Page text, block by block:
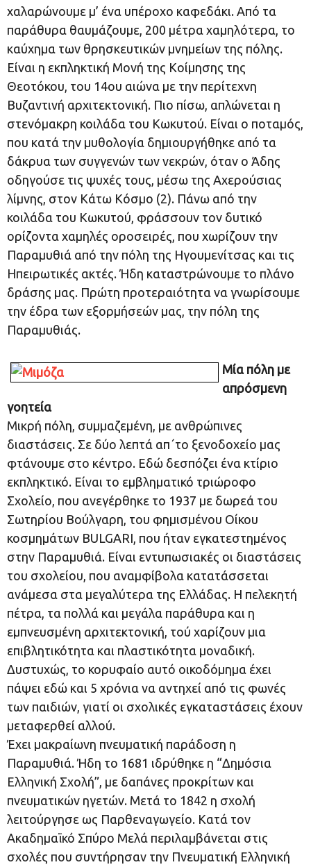
χαλαρώνουμε μ’ ένα υπέροχο καφεδάκι. Από τα
παράθυρα θαυμάζουμε, 200 μέτρα χαμηλότερα, το
καύχημα των θρησκευτικών μνημείων της πόλης.
Είναι η εκπληκτική Μονή της Κοίμησης της
Θεοτόκου, του 14ου αιώνα με την περίτεχνη
Βυζαντινή αρχιτεκτονική. Πιο πίσω, απλώνεται η
στενόμακρη κοιλάδα του Κωκυτού. Είναι ο ποταμός,
που κατά την μυθολογία δημιουργήθηκε από τα
δάκρυα των συγγενών των νεκρών, όταν ο Άδης
οδηγούσε τις ψυχές τους, μέσω της Αχερούσιας
λίμνης, στον Κάτω Κόσμο (2). Πάνω από την
κοιλάδα του Κωκυτού, φράσσουν τον δυτικό
ορίζοντα χαμηλές οροσειρές, που χωρίζουν την
Παραμυθιά από την πόλη της Ηγουμενίτσας και τις
Ηπειρωτικές ακτές. Ήδη καταστρώνουμε το πλάνο
δράσης μας. Πρώτη προτεραιότητα να γνωρίσουμε
την έδρα των εξορμήσεών μας, την πόλη της
Παραμυθιάς.
Μία πόλη με
απρόσμενη
γοητεία
Μικρή πόλη, συμμαζεμένη, με ανθρώπινες
διαστάσεις. Σε δύο λεπτά απ΄το ξενοδοχείο μας
φτάνουμε στο κέντρο. Εδώ δεσπόζει ένα κτίριο
εκπληκτικό. Είναι το εμβληματικό τριώροφο
Σχολείο, που ανεγέρθηκε το 1937 με δωρεά του
Σωτηρίου Βούλγαρη, του φημισμένου Οίκου
κοσμημάτων BULGARI, που ήταν εγκατεστημένος
στην Παραμυθιά. Είναι εντυπωσιακές οι διαστάσεις
του σχολείου, που αναμφίβολα κατατάσσεται
ανάμεσα στα μεγαλύτερα της Ελλάδας. Η πελεκητή
πέτρα, τα πολλά και μεγάλα παράθυρα και η
εμπνευσμένη αρχιτεκτονική, τού χαρίζουν μια
επιβλητικότητα και πλαστικότητα μοναδική.
Δυστυχώς, το κορυφαίο αυτό οικοδόμημα έχει
πάψει εδώ και 5 χρόνια να αντηχεί από τις φωνές
των παιδιών, γιατί οι σχολικές εγκαταστάσεις έχουν
μεταφερθεί αλλού.
Έχει μακραίωνη πνευματική παράδοση η
Παραμυθιά. Ήδη το 1681 ιδρύθηκε η “Δημόσια
Ελληνική Σχολή”, με δαπάνες προκρίτων και
πνευματικών ηγετών. Μετά το 1842 η σχολή
λειτούργησε ως Παρθεναγωγείο. Κατά τον
Ακαδημαϊκό Σπύρο Μελά περιλαμβάνεται στις
σχολές που συντήρησαν την Πνευματική Ελληνική